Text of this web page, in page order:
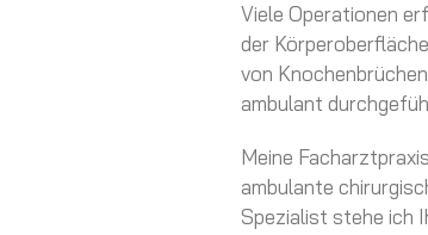
Viele Operationen
der
von
ambulant
Meine
ambulante
Spezialist stehe ich